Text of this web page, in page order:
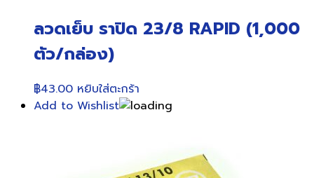
ลวดเย็บ ราปิด 23/8 RAPID (1,000
ตัว/กล่อง)
฿43.00 หยิบใส่ตะกร้า
Add to Wishlist